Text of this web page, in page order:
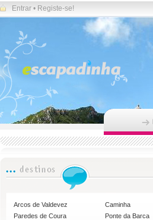
Entrar • Registe-se!
Arcos de Valdevez Caminha
Paredes de Coura
Ponte da Barca